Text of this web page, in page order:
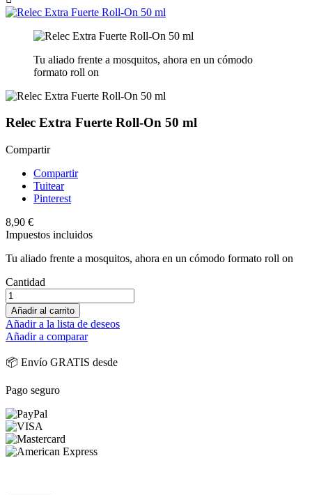
Tu aliado frente a mosquitos, ahora en un cómodo
formato roll on
Relec Extra Fuerte Roll-On 50 ml
Compartir
Compartir
Tuitear
Pinterest
8,90 €
Impuestos incluidos
Tu aliado frente a mosquitos, ahora en un cómodo formato roll on
Cantidad
Añadir al carrito
Añadir a la lista de deseos
Añadir a comparar
📦 Envío GRATIS desde
Pago seguro